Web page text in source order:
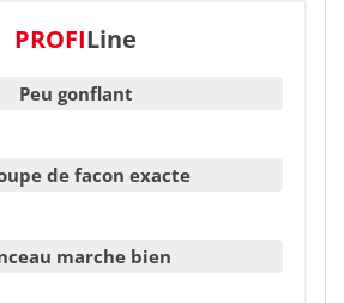
PROFILine
Peu gonflant
de facon exacte
marche bien